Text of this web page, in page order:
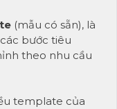
(mẫu có sẵn), là
bước tiêu
theo nhu cầu
template của